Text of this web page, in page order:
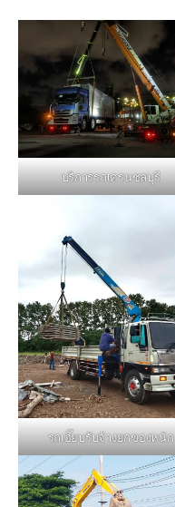
บริการรถเครนชลบุรี
รถเฮี๊ยบรับจ้างยกของหนัก